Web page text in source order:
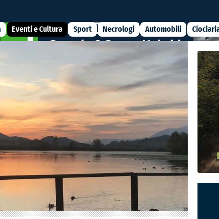
Eventi e Cultura Sport Necrologi Automobili